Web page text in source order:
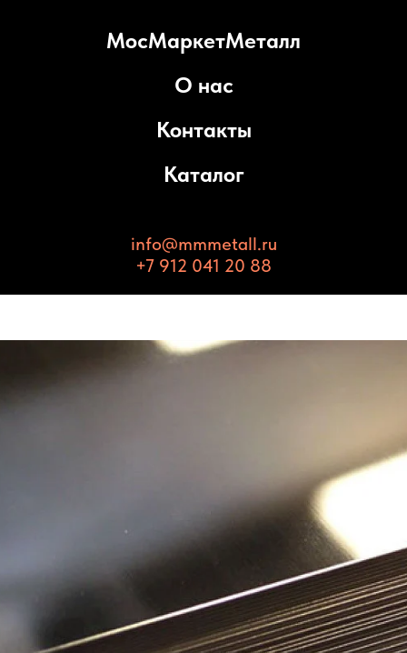
МосМаркетМеталл
О нас
Контакты
Каталог
info@mmmetall.ru
+7 912 041 20 88